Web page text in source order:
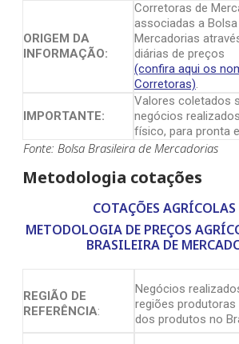
ORIGEM DA
INFORMAÇÃO:
Corretoras de
associadas a
Mercadorias
diárias de preços
(confira aqui os
Corretoras).
IMPORTANTE:
Valores coletados
negócios
físico, para pronta
Fonte: Bolsa Brasileira de Mercadorias
Metodologia cotações
COTAÇÕES
METODOLOGIA DE PREÇOS
BRASILEIRA DE
REGIÃO DE
REFERÊNCIA:
Negócios
regiões
dos produtos no